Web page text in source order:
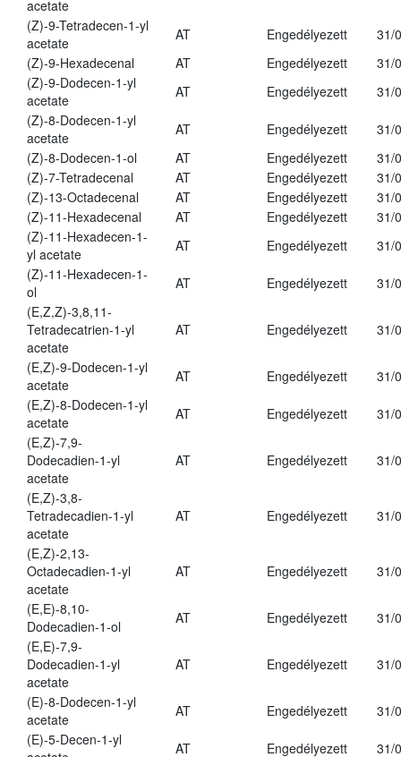
acetate
(Z)-9-Tetradecen-1-yl
acetate
AT Engedélyezett
31/
(Z)-9-Hexadecenal
AT Engedélyezett
31/
(Z)-9-Dodecen-1-yl
acetate
AT Engedélyezett
31/
(Z)-8-Dodecen-1-yl
acetate
AT Engedélyezett
31/
(Z)-8-Dodecen-1-ol
AT Engedélyezett
31/
(Z)-7-Tetradecenal
AT Engedélyezett
31/
(Z)-13-Octadecenal
AT Engedélyezett
31/
(Z)-11-Hexadecenal
AT Engedélyezett
31/
(Z)-11-Hexadecen-1-
yl acetate
AT Engedélyezett
31/
(Z)-11-Hexadecen-1-
ol
AT Engedélyezett
31/
(E,Z,Z)-3,8,11-
Tetradecatrien-1-yl
acetate
AT Engedélyezett 31/
(E,Z)-9-Dodecen-1-yl
acetate
AT Engedélyezett
31/
(E,Z)-8-Dodecen-1-yl
acetate
AT Engedélyezett
31/
(E,Z)-7,9-
Dodecadien-1-yl
acetate
AT Engedélyezett 31/
(E,Z)-3,8-
Tetradecadien-1-yl
acetate
AT Engedélyezett 31/
(E,Z)-2,13-
Octadecadien-1-yl
acetate
AT Engedélyezett 31/
(E,E)-8,10-
Dodecadien-1-ol
AT Engedélyezett
31/
(E,E)-7,9-
Dodecadien-1-yl
acetate
AT Engedélyezett 31/
(E)-8-Dodecen-1-yl
acetate
AT Engedélyezett
31/
(E)-5-Decen-1-yl
AT Engedélyezett 31/